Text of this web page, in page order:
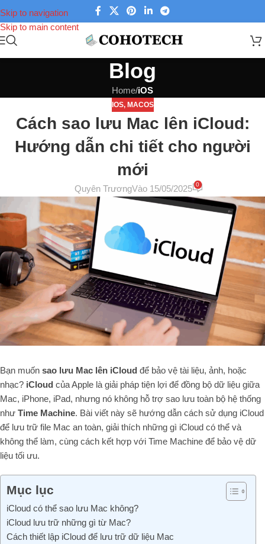
Skip to navigation
Skip to main content
Blog
Home/iOS
IOS, MACOS
Cách sao lưu Mac lên iCloud:
Hướng dẫn chi tiết cho người
mới
Quyên TrươngVào 15/05/2025 0
Bạn muốn sao lưu Mac lên iCloud để bảo vệ tài liệu, ảnh, hoặc
nhạc? iCloud của Apple là giải pháp tiện lợi để đồng bộ dữ liệu giữa
Mac, iPhone, iPad, nhưng nó không hỗ trợ sao lưu toàn bộ hệ thống
như Time Machine. Bài viết này sẽ hướng dẫn cách sử dụng iCloud
để lưu trữ file Mac an toàn, giải thích những gì iCloud có thể và
không thể làm, cùng cách kết hợp với Time Machine để bảo vệ dữ
liệu tối ưu.
Mục lục
iCloud có thể sao lưu Mac không?
iCloud lưu trữ những gì từ Mac?
Cách thiết lập iCloud để lưu trữ dữ liệu Mac